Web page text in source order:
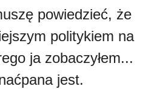
powiedzieć, że
politykiem na
ja zobaczyłem...
jest.